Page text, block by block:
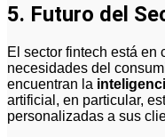
5. Futuro del
El sector fintech está
necesidades del
encuentran la
artificial, en particular,
personalizadas a sus